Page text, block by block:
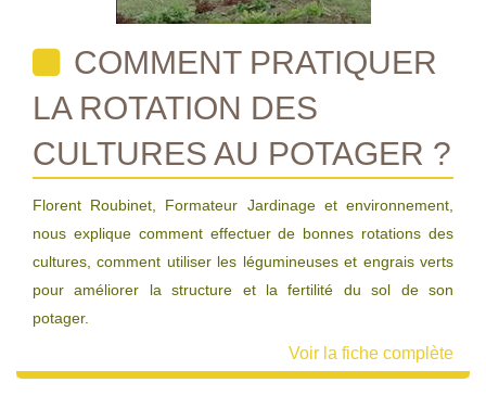
COMMENT PRATIQUER
LA ROTATION DES
CULTURES AU POTAGER ?
Florent Roubinet, Formateur Jardinage et environnement,
nous explique comment effectuer de bonnes rotations des
cultures, comment utiliser les légumineuses et engrais verts
pour améliorer la structure et la fertilité du sol de son
potager.
Voir la fiche complète